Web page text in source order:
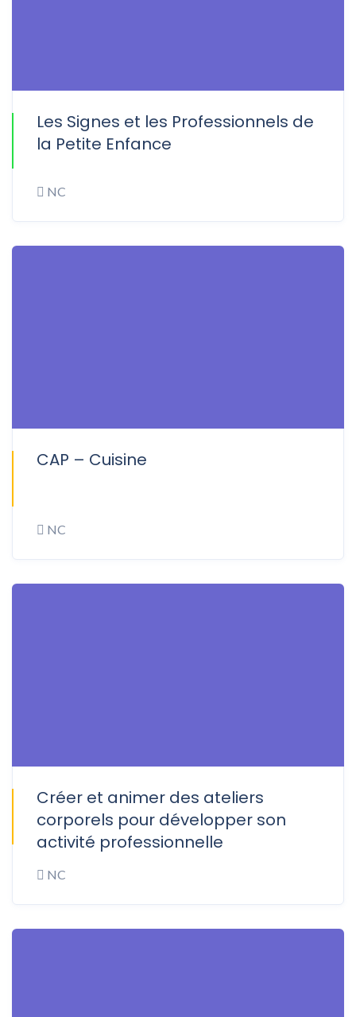
Les Signes et les Professionnels de
la Petite Enfance
NC
CAP – Cuisine
NC
Créer et animer des ateliers
corporels pour développer son
activité professionnelle
NC